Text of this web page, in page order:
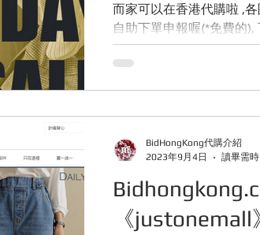
而家可以在香港代購啦 ,
自助下單申報喔(*免費的
以直接聯絡我們, 看到信
《
BidHongKong代購介紹
2023年9月4日
讀畢需